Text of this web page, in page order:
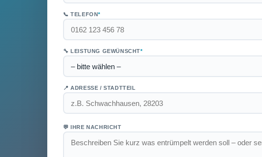
📞 TELEFON*
🔧 LEISTUNG GEWÜNSCHT*
📍 ADRESSE / STADTTEIL
💬 IHRE NACHRICHT